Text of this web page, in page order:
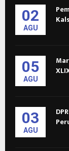
02
AGU
05
AGU
03
AGU